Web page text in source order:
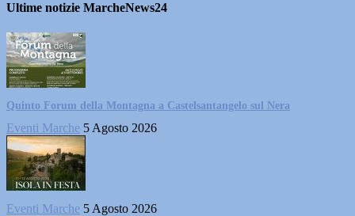
Ultime notizie MarcheNews24
Quinto Forum della Montagna a Castelsantangelo sul Nera
Eventi Marche 5 Agosto 2026
Eventi Marche 5 Agosto 2026